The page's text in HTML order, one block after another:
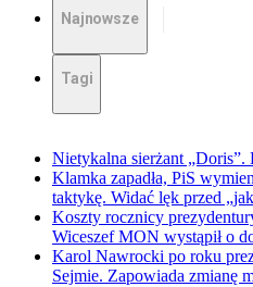
Najnowsze
Tagi
Nietykalna sierżant
Klamka zapadła, PiS
taktykę. Widać lęk przed
Koszty rocznicy
Wiceszef MON wystąpił o
Karol Nawrocki po roku
Sejmie. Zapowiada zmianę